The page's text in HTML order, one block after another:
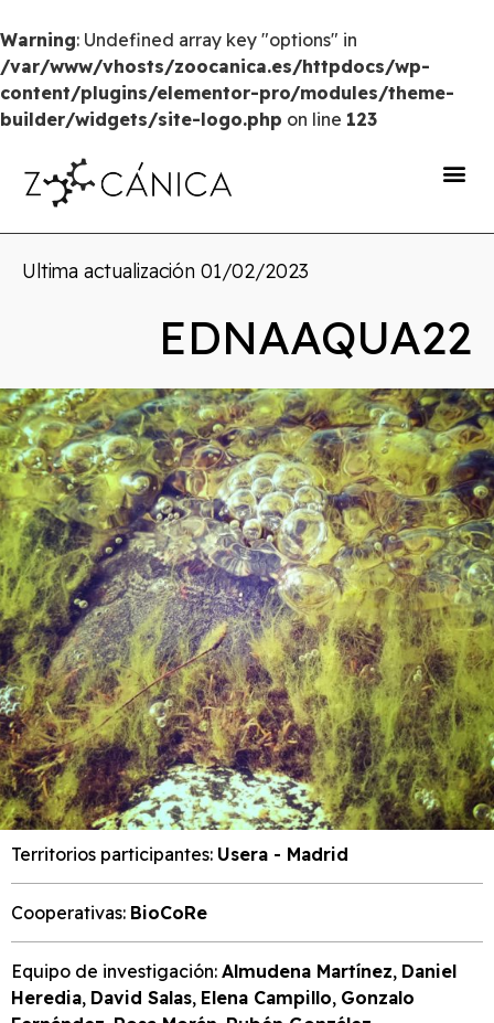
Warning: Undefined array key "options" in
/var/www/vhosts/zoocanica.es/httpdocs/wp-
content/plugins/elementor-pro/modules/theme-
builder/widgets/site-logo.php on line 123
Ultima actualización 01/02/2023
EDNAAQUA22
Territorios participantes: Usera - Madrid
Cooperativas: BioCoRe
Equipo de investigación: Almudena Martínez, Daniel
Heredia, David Salas, Elena Campillo, Gonzalo